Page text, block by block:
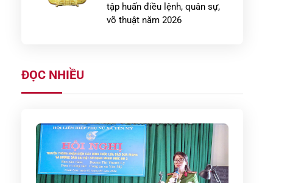
tập huấn điều lệnh, quân sự,
võ thuật năm 2026
viên, tuyên truyền viên pháp
luật giỏi trong lực lượng Công
an cơ sở […]
ĐỌC NHIỀU